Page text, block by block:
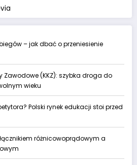
– jak dbać o przeniesienie
Zawodowe (KKZ): szybka droga do
wieku
Polski rynek edukacji stoi przed
różnicowoprądowym a